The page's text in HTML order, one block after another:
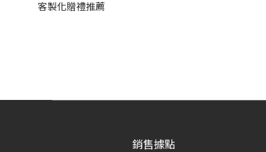
客製化贈禮推薦
銷售據點